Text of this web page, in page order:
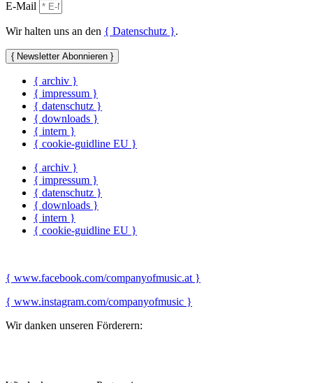
E-Mail
Wir halten uns an den { Datenschutz }.
{ Newsletter Abonnieren }
{ archiv }
{ impressum }
{ datenschutz }
{ downloads }
{ intern }
{ cookie-guidline EU }
{ archiv }
{ impressum }
{ datenschutz }
{ downloads }
{ intern }
{ cookie-guidline EU }
{ www.facebook.com/companyofmusic.at }
{ www.instagram.com/companyofmusic }
Wir danken unseren Förderern: